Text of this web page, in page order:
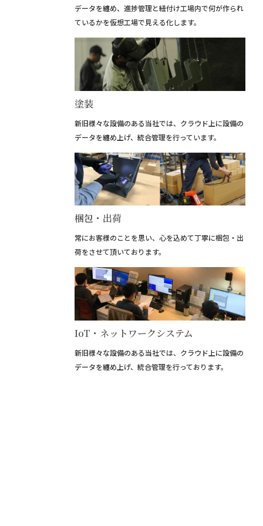
データを纏め、進捗管理と紐付け工場内で何が作られ
ているかを仮想工場で見える化します。
塗装
新旧様々な設備のある当社では、クラウド上に設備の
データを纏め上げ、統合管理を行っています。
梱包・出荷
常にお客様のことを思い、心を込めて丁寧に梱包・出
荷をさせて頂いております。
IoT・ネットワークシステム
新旧様々な設備のある当社では、クラウド上に設備の
データを纏め上げ、統合管理を行っております。